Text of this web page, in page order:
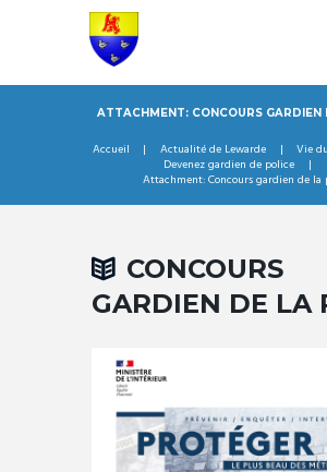
ATTACHMENT: CONCOURS GARDIEN
Accueil Actualité de Lewarde
Vie
Devenez gardien de police
Attachment: Concours gardien de la
CONCOURS
GARDIEN DE LA